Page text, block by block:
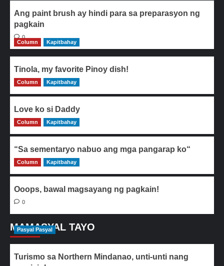
Ang paint brush ay hindi para sa preparasyon ng
pagkain
0
Column
Kapitbahay
Tinola, my favorite Pinoy dish!
0
Column Kapitbahay
Love ko si Daddy
0
Column Kapitbahay
“Sa sementaryo nabuo ang mga pangarap ko“
0
Column Kapitbahay
Ooops, bawal magsayang ng pagkain!
0
MAMASYAL TAYO
Pasyal Pasyal
Turismo sa Northern Mindanao, unti-unti nang